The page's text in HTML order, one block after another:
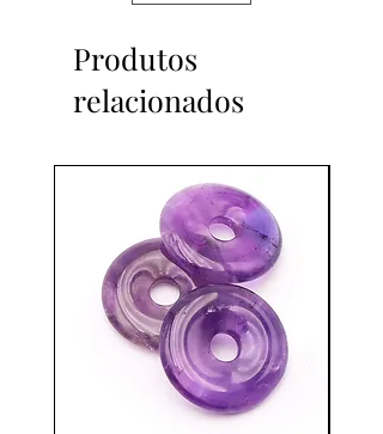
Produtos
relacionados